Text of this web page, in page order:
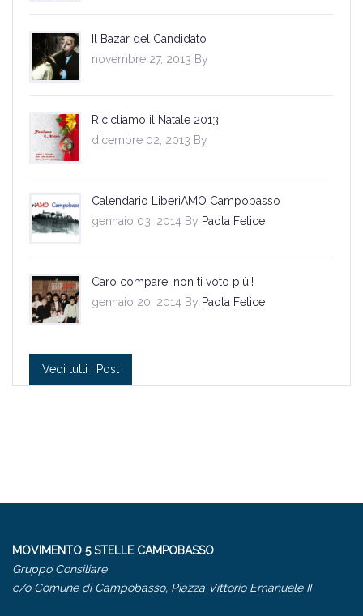
Il Bazar del Candidato
novembre 27, 2013 By
Ricicliamo il Natale 2013!
dicembre 02, 2013 By
Calendario LiberiAMO Campobasso
gennaio 03, 2014 By Paola Felice
Caro compare, non ti voto più!!
gennaio 20, 2014 By Paola Felice
Vedi tutti i Post
MOVIMENTO 5 STELLE CAMPOBASSO
Gruppo Consiliare
c/o Comune di Campobasso, Piazza Vittorio Emanuele II